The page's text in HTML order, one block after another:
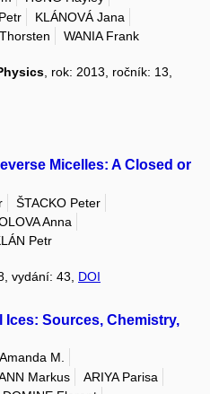
KLÁNOVÁ Jana
WANIA Frank
, rok: 2013, ročník: 13,
Micelles: A Closed or
ŠTACKO Peter
Anna
Petr
vydání: 43, DOI
Sources, Chemistry,
M.
Markus
ARIYA Parisa